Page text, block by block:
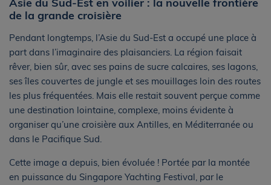
Asie du Sud-Est en voilier : la nouvelle frontière
de la grande croisière
Pendant longtemps, l’Asie du Sud-Est a occupé une place à
part dans l’imaginaire des plaisanciers. La région faisait
rêver, bien sûr, avec ses pains de sucre calcaires, ses lagons,
ses îles couvertes de jungle et ses mouillages loin des routes
les plus fréquentées. Mais elle restait souvent perçue comme
une destination lointaine, complexe, moins évidente à
organiser qu’une croisière aux Antilles, en Méditerranée ou
dans le Pacifique Sud.
Cette image a depuis, bien évoluée ! Portée par la montée
en puissance du Singapore Yachting Festival, par le